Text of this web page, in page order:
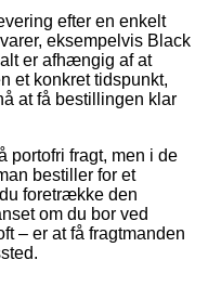
efter en enkelt
eksempelvis Black
er afhængig af at
et konkret tidspunkt,
at få bestillingen klar
portofri fragt, men i de
bestiller for et
foretrække den
om du bor ved
– er at få fragtmanden